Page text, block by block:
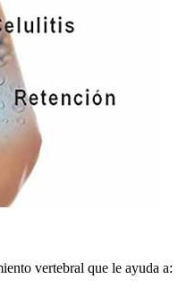
vertebral que le ayuda a: